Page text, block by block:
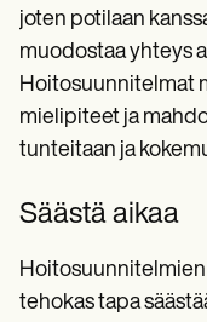
joten potilaan
muodostaa yhteys
Hoitosuunnitelmat
mielipiteet ja
tunteitaan ja
Säästä aikaa
tehokas tapa